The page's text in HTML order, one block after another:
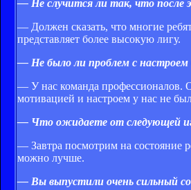
— Не случится ли так, что после
— Должен сказать, что многие
представляет более высокую лигу.
— Не было ли проблем с настроем
— У нас команда профессионалов.
мотивацией и настроем у нас не
— Что ожидаете от следующей
— Завтра посмотрим на состояние
можно лучше.
— Вы выпустили очень сильный